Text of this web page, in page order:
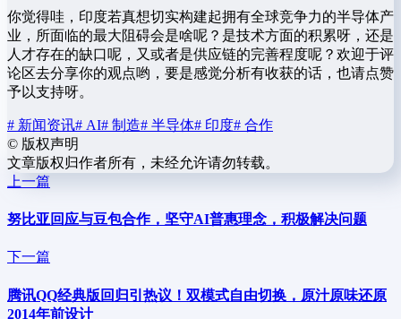
你觉得哇，印度若真想切实构建起拥有全球竞争力的半导体产
业，所面临的最大阻碍会是啥呢？是技术方面的积累呀，还是
人才存在的缺口呢，又或者是供应链的完善程度呢？欢迎于评
论区去分享你的观点哟，要是感觉分析有收获的话，也请点赞
予以支持呀。
# 新闻资讯# AI# 制造# 半导体# 印度# 合作
© 版权声明
文章版权归作者所有，未经允许请勿转载。
上一篇
努比亚回应与豆包合作，坚守AI普惠理念，积极解决问题
下一篇
腾讯QQ经典版回归引热议！双模式自由切换，原汁原味还原
2014年前设计